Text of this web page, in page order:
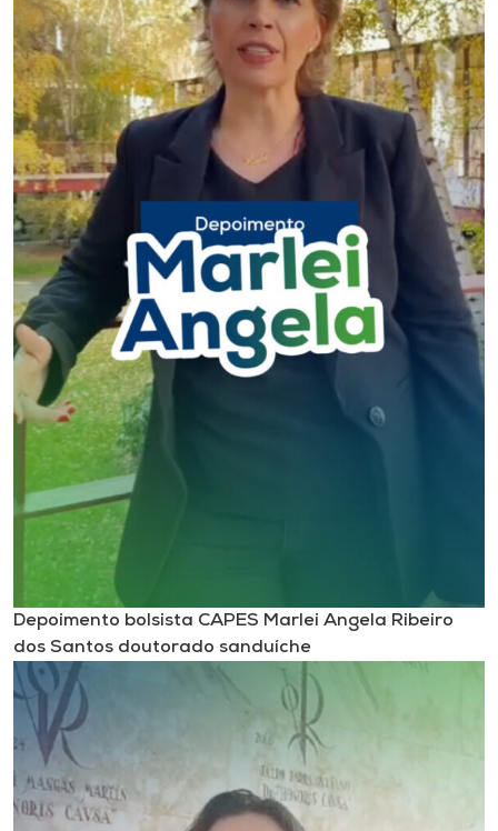
Museu
Unoesc
Store
Selecione
o idioma
A+
Depoimento bolsista CAPES Marlei Angela Ribeiro
dos Santos doutorado sanduíche